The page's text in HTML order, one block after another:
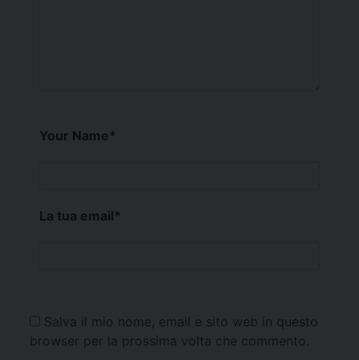
Your Name*
La tua email*
Salva il mio nome, email e sito web in questo
browser per la prossima volta che commento.